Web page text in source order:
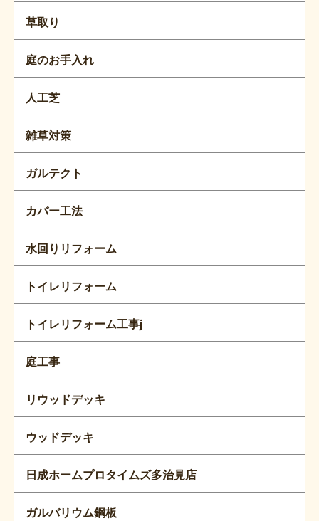
草取り
庭のお手入れ
人工芝
雑草対策
ガルテクト
カバー工法
水回りリフォーム
トイレリフォーム
トイレリフォーム工事j
庭工事
リウッドデッキ
ウッドデッキ
日成ホームプロタイムズ多治見店
ガルバリウム鋼板